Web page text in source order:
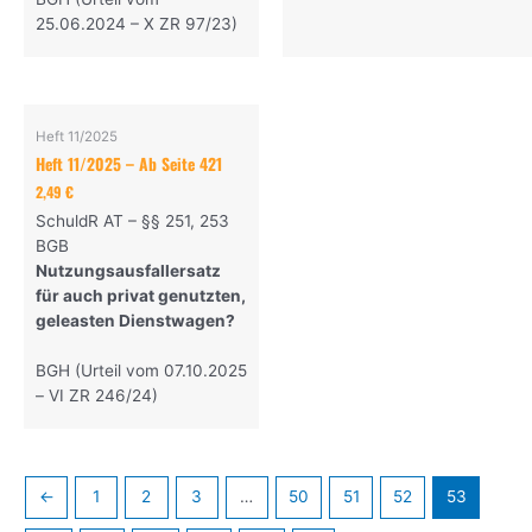
25.06.2024 – X ZR 97/23)
Heft 11/2025
Heft 11/2025 – Ab Seite 421
2,49 €
SchuldR AT – §§ 251, 253
BGB
Nutzungsausfallersatz
für auch privat genutzten,
geleasten Dienstwagen?
BGH (Urteil vom 07.10.2025
– VI ZR 246/24)
← 1 2 3 … 50 51 52 53